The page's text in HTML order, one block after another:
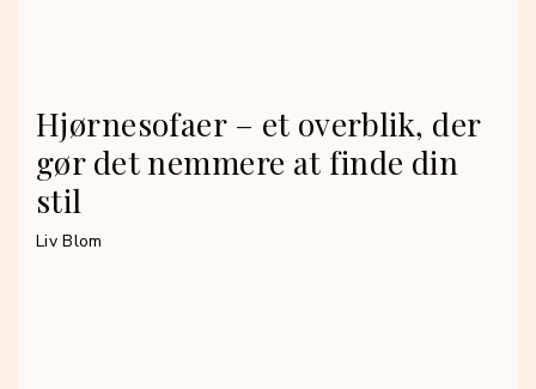
Hjørnesofaer – et overblik, der
gør det nemmere at finde din
stil
Liv Blom